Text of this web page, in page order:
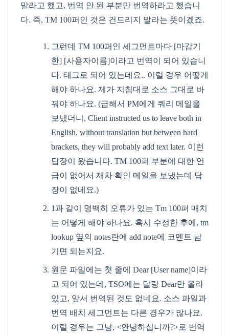
말라고 했고, 번역 안 된 부분만 번역하라고 했습니
다. 즉, TM 100퍼인 것은 건드리지 말라는 뜻이겠죠.
그런데 TM 100퍼인 세그먼트마다 [마감기
한] [사용자이름]이라고 번역이 되어 있습니
다. 태그로 되어 있는데요.. 이럴 경우 어떻게
해야 하나요. 제가 지침대로 소스 그대로 바
꿔야 하나요. (급해서 PM에게 쿼리 메일을
보냈더니, Client instructed us to leave both in
English, without translation but between hard
brackets, they will probably add text later. 이런
답장이 왔습니다. TM 100퍼 부분에 대한 언
급이 없어서 재차 확인 메일을 보냈는데 답
장이 없네요.)
1과 같이 명백히 오류가 있는 Tm 100퍼 매치
는 어떻게 해야 하나요. 혹시 수정한 후에, tm
lookup 옆의 notes란에 add note에 코멘트 남
기면 되는지요.
원문 파일에는 첫 줄에 Dear [User name]이라
고 되어 있는데, TSO에는 달랑 Dear만 올라
있고, 앞서 번역된 것도 없네요. 소스 파일과
번역 배치 세그먼트는 다른 경우가 많나요.
이럴 경우는 그냥, <안녕하십니까?>로 번역